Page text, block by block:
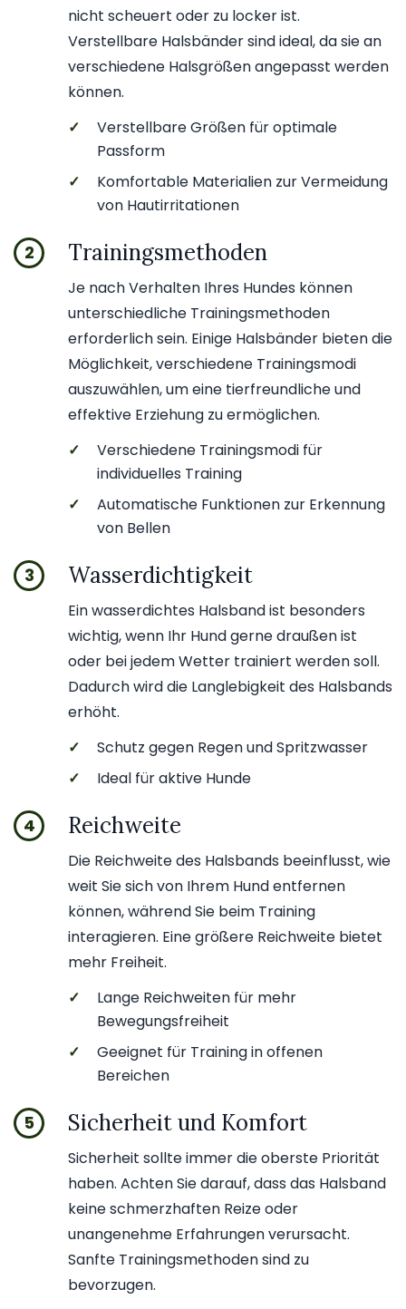
nicht scheuert oder zu locker ist.
Verstellbare Halsbänder sind ideal, da sie an
verschiedene Halsgrößen angepasst werden
können.
✓
Verstellbare Größen für optimale
Passform
✓
Komfortable Materialien zur Vermeidung
von Hautirritationen
2 Trainingsmethoden
Je nach Verhalten Ihres Hundes können
unterschiedliche Trainingsmethoden
erforderlich sein. Einige Halsbänder bieten die
Möglichkeit, verschiedene Trainingsmodi
auszuwählen, um eine tierfreundliche und
effektive Erziehung zu ermöglichen.
✓
Verschiedene Trainingsmodi für
individuelles Training
✓
Automatische Funktionen zur Erkennung
von Bellen
3 Wasserdichtigkeit
Ein wasserdichtes Halsband ist besonders
wichtig, wenn Ihr Hund gerne draußen ist
oder bei jedem Wetter trainiert werden soll.
Dadurch wird die Langlebigkeit des Halsbands
erhöht.
✓
Schutz gegen Regen und Spritzwasser
✓
Ideal für aktive Hunde
4 Reichweite
Die Reichweite des Halsbands beeinflusst, wie
weit Sie sich von Ihrem Hund entfernen
können, während Sie beim Training
interagieren. Eine größere Reichweite bietet
mehr Freiheit.
✓
Lange Reichweiten für mehr
Bewegungsfreiheit
✓
Geeignet für Training in offenen
Bereichen
5 Sicherheit und Komfort
Sicherheit sollte immer die oberste Priorität
haben. Achten Sie darauf, dass das Halsband
keine schmerzhaften Reize oder
unangenehme Erfahrungen verursacht.
Sanfte Trainingsmethoden sind zu
bevorzugen.